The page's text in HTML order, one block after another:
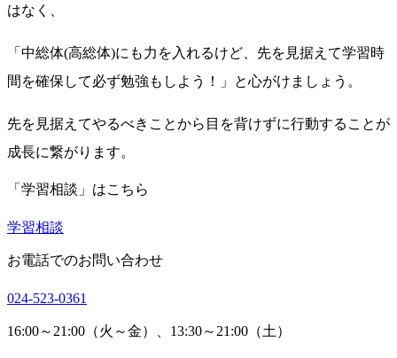
はなく、
「中総体(高総体)にも力を入れるけど、先を見据えて学習時
間を確保して必ず勉強もしよう！」と心がけましょう。
先を見据えてやるべきことから目を背けずに行動することが
成長に繋がります。
「学習相談」はこちら
学習相談
お電話でのお問い合わせ
024-523-0361
16:00～21:00（火～金）、13:30～21:00（土）